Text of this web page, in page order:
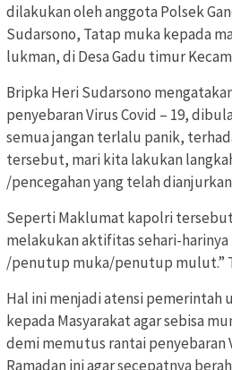
dilakukan oleh anggota Polsek
Sudarsono, Tatap muka kepada
lukman, di Desa Gadu timur
Bripka Heri Sudarsono
penyebaran Virus Covid – 19,
semua jangan terlalu panik,
tersebut, mari kita lakukan
/pencegahan yang telah
Seperti Maklumat kapolri
melakukan aktifitas sehari-
/penutup muka/penutup mulut.”
Hal ini menjadi atensi pemerintah
kepada Masyarakat agar sebisa
demi memutus rantai penyebaran
Ramadan ini agar secepatnya